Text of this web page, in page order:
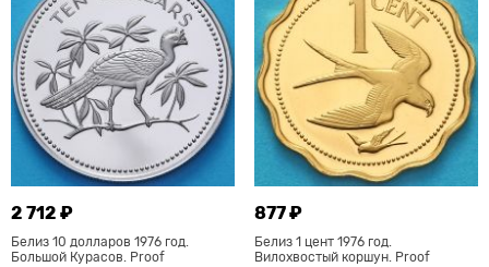
2 712 ₽
Белиз 10 долларов 1976 год.
Большой Курасов. Proof
877 ₽
Белиз 1 цент 1976 год.
Вилохвостый коршун. Proof